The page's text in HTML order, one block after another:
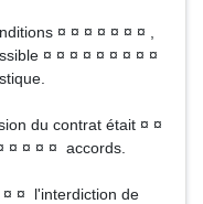
¤ ¤ ¤ ¤ ¤ ¤ ¤ ,
¤ ¤ ¤ ¤ ¤ ¤ ¤ ¤ ¤
du contrat était ¤ ¤
¤ ¤ ¤ ¤ accords.
¤ l'interdiction de